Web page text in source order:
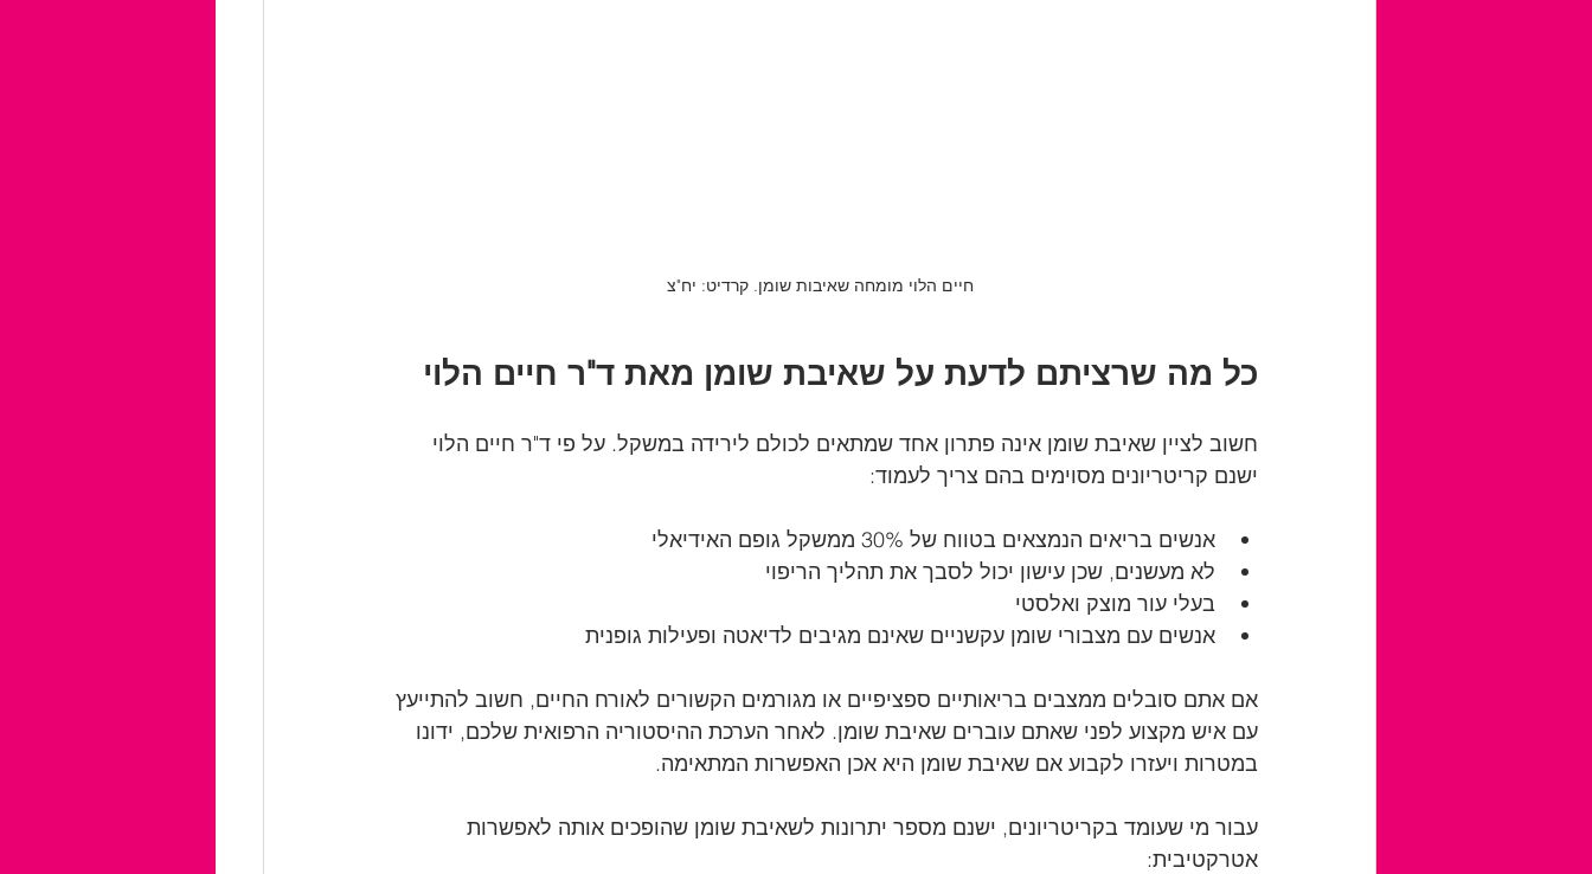
חיים הלוי מומחה שאיבות שומן. קרדיט: יח"צ
כל מה שרציתם לדעת על שאיבת שומן מאת ד"ר חיים הלוי
חשוב לציין שאיבת שומן אינה פתרון אחד שמתאים לכולם לירידה במשקל. על פי ד"ר חיים הלוי
ישנם קריטריונים מסוימים בהם צריך לעמוד:
אנשים בריאים הנמצאים בטווח של 30% ממשקל גופם האידיאלי
לא מעשנים, שכן עישון יכול לסבך את תהליך הריפוי
בעלי עור מוצק ואלסטי
אנשים עם מצבורי שומן עקשניים שאינם מגיבים לדיאטה ופעילות גופנית
אם אתם סובלים ממצבים בריאותיים ספציפיים או מגורמים הקשורים לאורח החיים, חשוב להתייעץ
עם איש מקצוע לפני שאתם עוברים שאיבת שומן. לאחר הערכת ההיסטוריה הרפואית שלכם, ידונו
במטרות ויעזרו לקבוע אם שאיבת שומן היא אכן האפשרות המתאימה.
עבור מי שעומד בקריטריונים, ישנם מספר יתרונות לשאיבת שומן שהופכים אותה לאפשרות
אטרקטיבית: